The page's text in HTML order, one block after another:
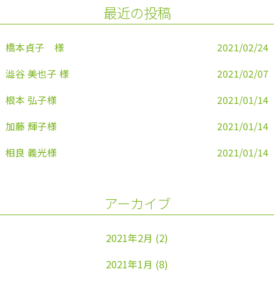
o
k
最近の投稿
橋本貞子 様
2021/02/24
澁谷 美也子 様
2021/02/07
根本 弘子様
2021/01/14
加藤 輝子様
2021/01/14
相良 義光様
2021/01/14
アーカイブ
2021年2月 (2)
2021年1月 (8)